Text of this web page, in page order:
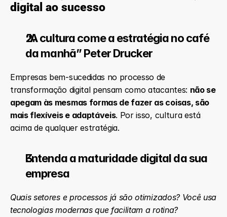
digital ao sucesso
“A cultura come a estratégia no café
da manhã” Peter Drucker
Empresas bem-sucedidas no processo de
transformação digital pensam como atacantes: não se
apegam às mesmas formas de fazer as coisas, são
mais flexíveis e adaptáveis. Por isso, cultura está
acima de qualquer estratégia.
Entenda a maturidade digital da sua
empresa
Quais setores e processos já são otimizados? Você usa
tecnologias modernas que facilitam a rotina?